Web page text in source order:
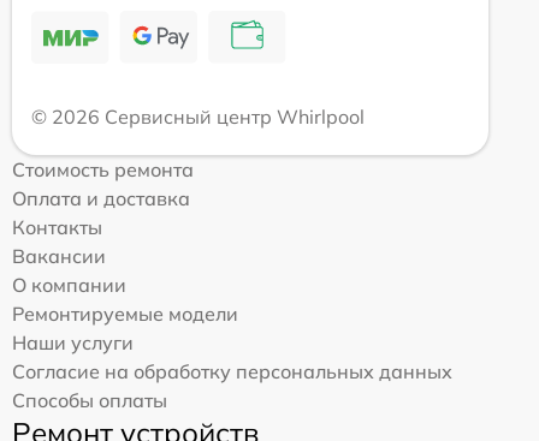
© 2026 Сервисный центр Whirlpool
Стоимость ремонта
Оплата и доставка
Контакты
Вакансии
О компании
Ремонтируемые модели
Наши услуги
Согласие на обработку персональных данных
Способы оплаты
Ремонт устройств